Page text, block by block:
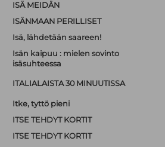
ISÄ MEIDÄN
ISÄNMAAN PERILLISET
Isä, lähdetään saareen!
Isän kaipuu : mielen sovinto
isäsuhteessa
ITALIALAISTA 30 MINUUTISSA
Itke, tyttö pieni
ITSE TEHDYT KORTIT
ITSE TEHDYT KORTIT